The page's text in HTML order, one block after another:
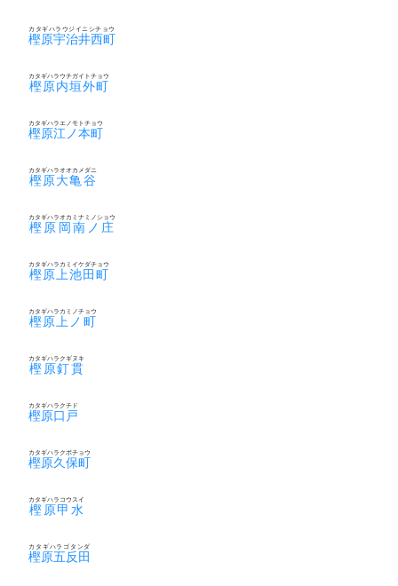
樫原宇治井西町
カタギハラウジイニシチョウ
樫原内垣外町
カタギハラウチガイトチョウ
樫原江ノ本町
カタギハラエノモトチョウ
樫原大亀谷
カタギハラオオカメダニ
樫原岡南ノ庄
カタギハラオカミナミノショウ
樫原上池田町
カタギハラカミイケダチョウ
樫原上ノ町
カタギハラカミノチョウ
樫原釘貫
カタギハラクギヌキ
樫原口戸
カタギハラクチド
樫原久保町
カタギハラクボチョウ
樫原甲水
カタギハラコウスイ
樫原五反田
カタギハラゴタンダ